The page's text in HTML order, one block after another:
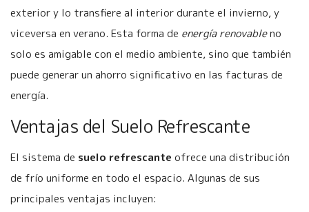
exterior y lo transfiere al interior durante el invierno, y
viceversa en verano. Esta forma de energía renovableno
solo es amigable con el medio ambiente, sino que también
puede generar un ahorro significativo en las facturas de
energía.
Ventajas del Suelo Refrescante
El sistema de suelo refrescante ofrece una distribución
de frío uniforme en todo el espacio. Algunas de sus
principales ventajas incluyen: